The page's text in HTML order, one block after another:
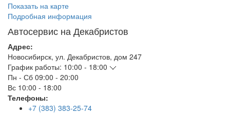
Показать на карте
Подробная информация
Автосервис на Декабристов
Адрес:
Новосибирск, ул. Декабристов, дом 247
График работы: 10:00 - 18:00
Пн - Сб 09:00 - 20:00
Вс 10:00 - 18:00
Телефоны:
+7 (383) 383-25-74